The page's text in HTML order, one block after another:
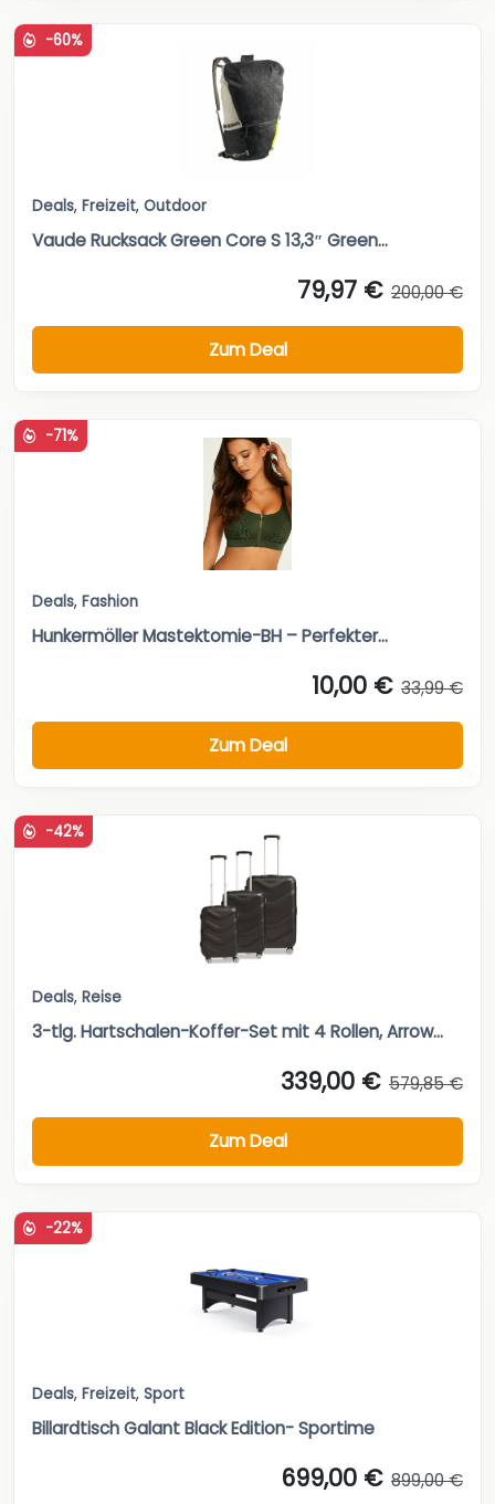
-60%
Deals, Freizeit, Outdoor
Vaude Rucksack Green Core S 13,3″ Green...
79,97 € 200,00 €
Zum Deal
-71%
Deals, Fashion
Hunkermöller Mastektomie-BH – Perfekter...
10,00 € 33,99 €
Zum Deal
-42%
Deals, Reise
3-tlg. Hartschalen-Koffer-Set mit 4 Rollen, Arrow...
339,00 € 579,85 €
Zum Deal
-22%
Deals, Freizeit, Sport
Billardtisch Galant Black Edition- Sportime
699,00 € 899,00 €